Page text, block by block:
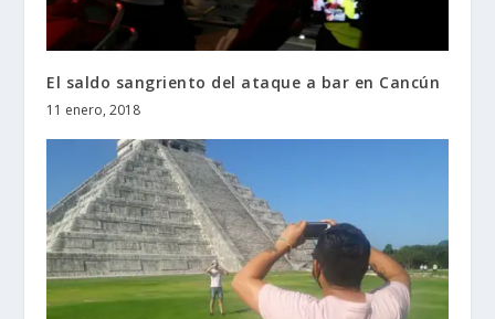
El saldo sangriento del ataque a bar en Cancún
11 enero, 2018